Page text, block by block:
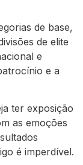
de base,
de elite
e
e a
ter exposição
as emoções
é imperdível.